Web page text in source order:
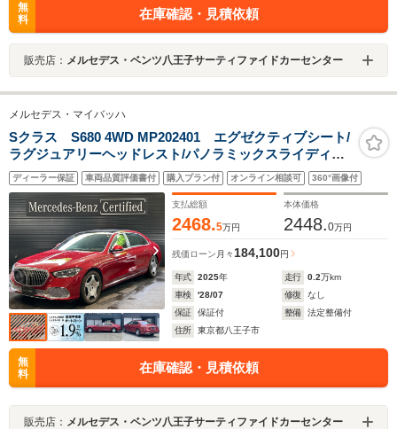
無
料
在庫確認・見積依頼
販売店： メルセデス・ベンツ八王子サーティファイドカーセンター
メルセデス・マイバッハ
Sクラス S680 4WD MP202401 エグゼクティブシート/
ラグジュアリーヘッドレスト/パノラミックスライディン
グルーフ/リラクゼーション/ダブルサンバイザ
ー/Burmesterサウンド/後部座席モニター/ワイヤレスチャ
ージング
ディーラー保証 車両品質評価書付 購入プラン付 オンライン相談可 360°画像付
支払総額
2468.5万円
本体価格
2448.0万円
残価ローン 月々 184,100円
年式 2025年 走行 0.2万km
車検
'28/07 修復
なし
保証
保証付 整備
法定整備付
住所
東京都八王子市
無
料
在庫確認・見積依頼
販売店： メルセデス・ベンツ八王子サーティファイドカーセンター